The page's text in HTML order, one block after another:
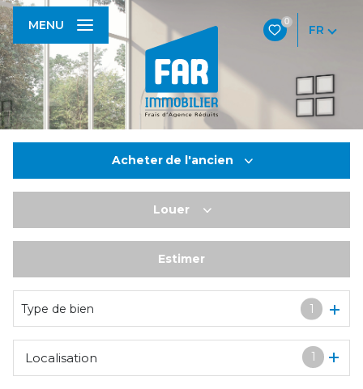
0
FR
MENU
Acheter de l'ancien
De l'immo pro
Louer
De l'immo pro
Estimer
Type de bien 1
1
Localisation